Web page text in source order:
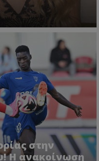
στην
Η ανακοίνωση